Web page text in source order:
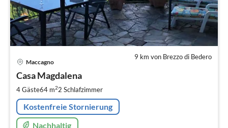
9 km von Brezzo di Bedero
Maccagno
Casa Magdalena
4 Gäste64 m22 Schlafzimmer
Kostenfreie Stornierung
Nachhaltig